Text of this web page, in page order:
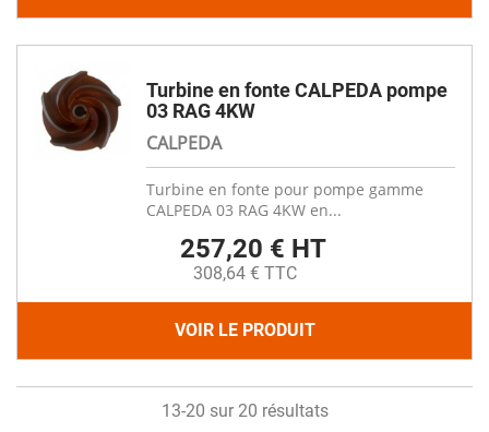
Turbine en fonte CALPEDA pompe
03 RAG 4KW
CALPEDA
Turbine en fonte pour pompe gamme
CALPEDA 03 RAG 4KW en...
257,20 € HT
308,64 € TTC
VOIR LE PRODUIT
13-20 sur 20 résultats